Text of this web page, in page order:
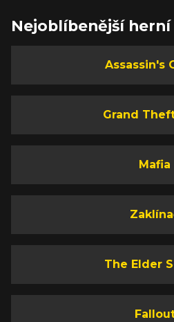
Nejoblíbenější herní
Assassin's
Grand
Mafia
The Elder